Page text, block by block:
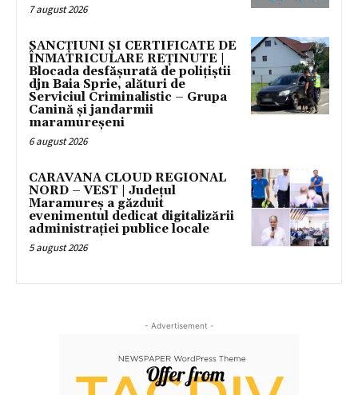
7 august 2026
SANCȚIUNI ȘI CERTIFICATE DE
ÎNMATRICULARE REȚINUTE |
Blocada desfășurată de polițiștii
djn Baia Sprie, alături de
Serviciul Criminalistic – Grupa
Canină și jandarmii
maramureșeni
6 august 2026
CARAVANA CLOUD REGIONAL
NORD – VEST | Județul
Maramureș a găzduit
evenimentul dedicat digitalizării
administrației publice locale
5 august 2026
- Advertisement -